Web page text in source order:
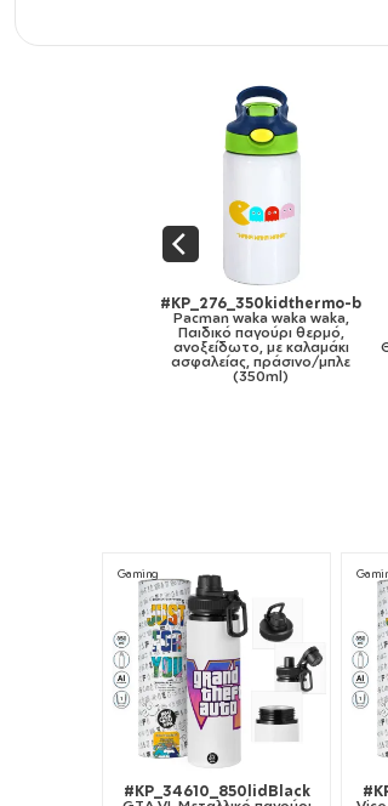
#KP_276_travel-mug-
Ανοξείδωτο 30oz με
#KP_276_cap-ultimate-
black
Pacman waka waka waka,
Καπέλο Ενηλίκων
ΜΑΥΡΟ, (100%
DRILL, ΕΝΗΛΙΚΩΝ, UNISEX,
ONE SIZE)
Gaming
#KP_34610_850lidBlack